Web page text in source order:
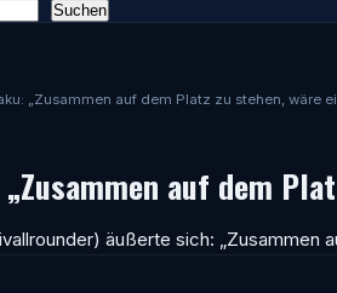
„Zusammen auf dem Platz zu stehen, wäre
auf dem
äußerte sich: „Zusammen
Suchen